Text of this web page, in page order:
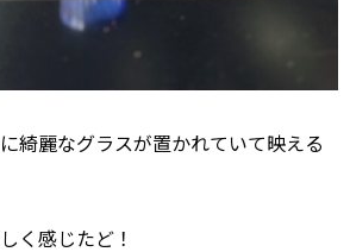
綺麗なグラスが置かれていて映える
く感じたど！